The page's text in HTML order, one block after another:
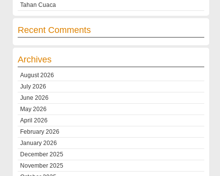
Tahan Cuaca
Recent Comments
Archives
August 2026
July 2026
June 2026
May 2026
April 2026
February 2026
January 2026
December 2025
November 2025